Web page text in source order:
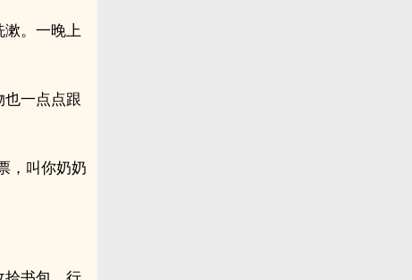
漱。一晚上
一点点跟
，叫你奶奶